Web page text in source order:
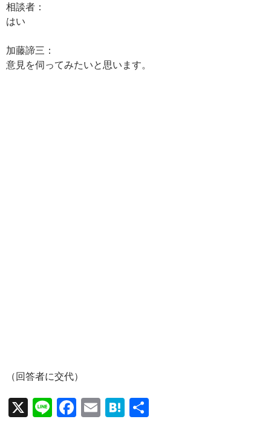
相談者：
はい
加藤諦三：
意見を伺ってみたいと思います。
（回答者に交代）
X
Li
F
E
H